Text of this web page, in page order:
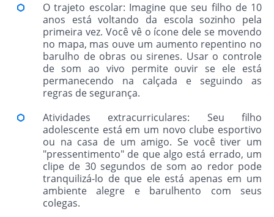
O trajeto escolar: Imagine que seu filho de 10
anos está voltando da escola sozinho pela
primeira vez. Você vê o ícone dele se movendo
no mapa, mas ouve um aumento repentino no
barulho de obras ou sirenes. Usar o controle
de som ao vivo permite ouvir se ele está
permanecendo na calçada e seguindo as
regras de segurança.
Atividades extracurriculares: Seu filho
adolescente está em um novo clube esportivo
ou na casa de um amigo. Se você tiver um
"pressentimento" de que algo está errado, um
clipe de 30 segundos de som ao redor pode
tranquilizá-lo de que ele está apenas em um
ambiente alegre e barulhento com seus
colegas.